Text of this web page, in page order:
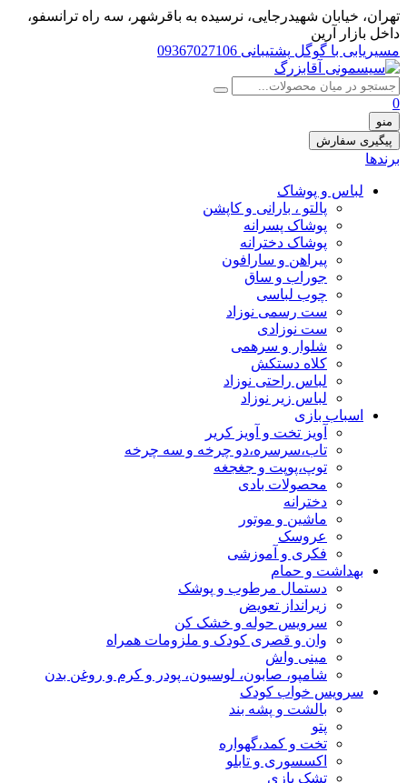
تهران، خيابان شهيدرجايى، نرسیده به باقرشهر، سه راه ترانسفو،
داخل بازار آرین
مسیریابی با گوگل پشتیبانی 09367027106
0
منو
پیگیری سفارش
برندها
لباس و پوشاک
پالتو ، بارانی و کاپشن
پوشاک پسرانه
پوشاک دخترانه
پیراهن و سارافون
جوراب و ساق
چوب لباسی
ست رسمی نوزاد
ست نوزادی
شلوار و سرهمی
کلاه دستکش
لباس راحتی نوزاد
لباس زیر نوزاد
اسباب بازی
آویز تخت و آویز کریر
تاب،سرسره،دو چرخه و سه چرخه
توپ،پوپت و جغجغه
محصولات بادی
دخترانه
ماشین و موتور
عروسک
فکری و آموزشی
بهداشت و حمام
دستمال مرطوب و پوشک
زیرانداز تعویض
سرویس حوله و خشک کن
وان و قصری کودک و ملزومات همراه
مینی واش
شامپو، صابون، لوسیون، پودر و کرم و روغن بدن
سرویس خواب کودک
بالشت و پشه بند
پتو
تخت و کمد،گهواره
اکسسوری و تابلو
تشک بازی